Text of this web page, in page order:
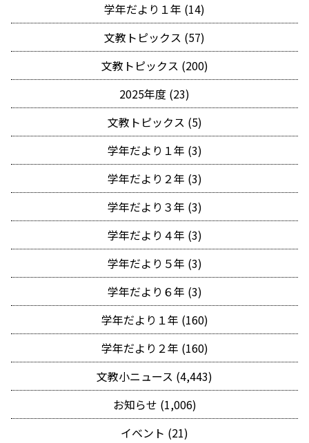
学年だより１年 (14)
文教トピックス (57)
文教トピックス (200)
2025年度 (23)
文教トピックス (5)
学年だより１年 (3)
学年だより２年 (3)
学年だより３年 (3)
学年だより４年 (3)
学年だより５年 (3)
学年だより６年 (3)
学年だより１年 (160)
学年だより２年 (160)
文教小ニュース (4,443)
お知らせ (1,006)
イベント (21)